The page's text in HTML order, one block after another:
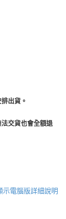
出貨。
交貨也會全額退
示電腦版詳細說明